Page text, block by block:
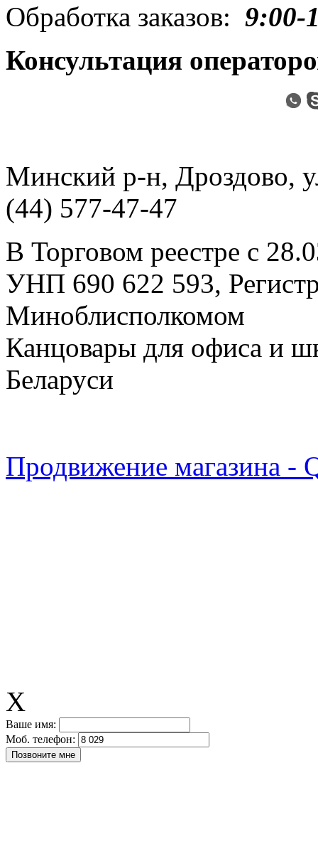
Обработка заказов: 9:00-
Консультация
Минский р-н, Дроздово,
(44) 577-47-47
В Торговом реестре с
УНП 690 622 593,
Миноблисполкомом
Канцовары для офиса и
Беларуси
Продвижение магазина -
X
Ваше имя:
Моб. телефон: